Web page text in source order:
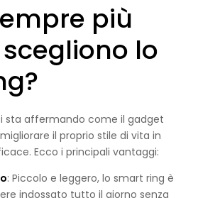
più
lo
sta affermando come il gadget
il proprio stile di vita in
Ecco i principali vantaggi:
: Piccolo e leggero, lo smart ring è
indossato tutto il giorno senza